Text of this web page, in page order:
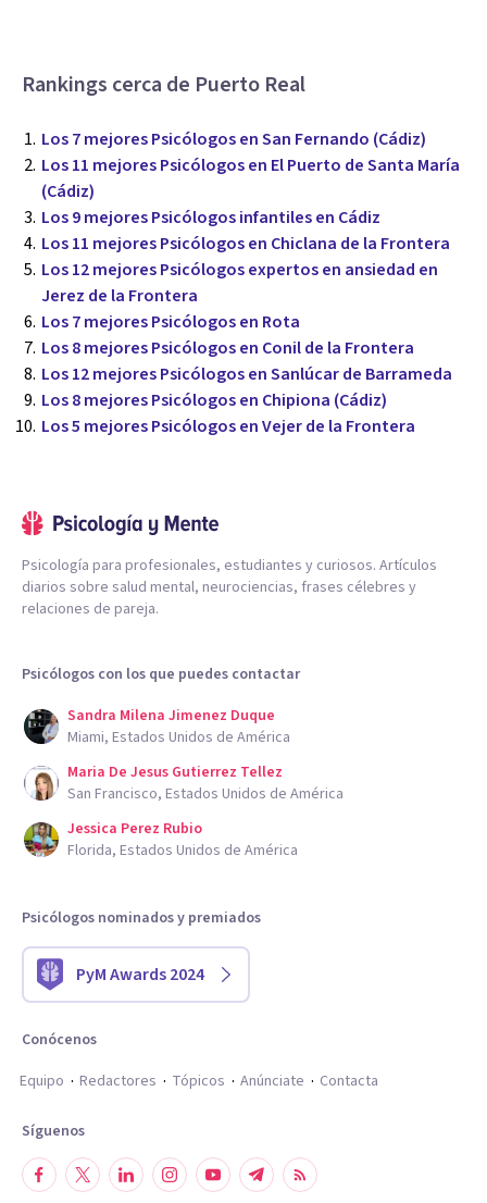
Rankings cerca de Puerto Real
Los 7 mejores Psicólogos en San Fernando (Cádiz)
Los 11 mejores Psicólogos en El Puerto de Santa María
(Cádiz)
Los 9 mejores Psicólogos infantiles en Cádiz
Los 11 mejores Psicólogos en Chiclana de la Frontera
Los 12 mejores Psicólogos expertos en ansiedad en
Jerez de la Frontera
Los 7 mejores Psicólogos en Rota
Los 8 mejores Psicólogos en Conil de la Frontera
Los 12 mejores Psicólogos en Sanlúcar de Barrameda
Los 8 mejores Psicólogos en Chipiona (Cádiz)
Los 5 mejores Psicólogos en Vejer de la Frontera
Psicología para profesionales, estudiantes y curiosos. Artículos
diarios sobre salud mental, neurociencias, frases célebres y
relaciones de pareja.
Psicólogos con los que puedes contactar
Sandra Milena Jimenez Duque
Miami, Estados Unidos de América
Maria De Jesus Gutierrez Tellez
San Francisco, Estados Unidos de América
Jessica Perez Rubio
Florida, Estados Unidos de América
Psicólogos nominados y premiados
PyM Awards 2024
Conócenos
Equipo
Redactores Tópicos Anúnciate Contacta
Síguenos